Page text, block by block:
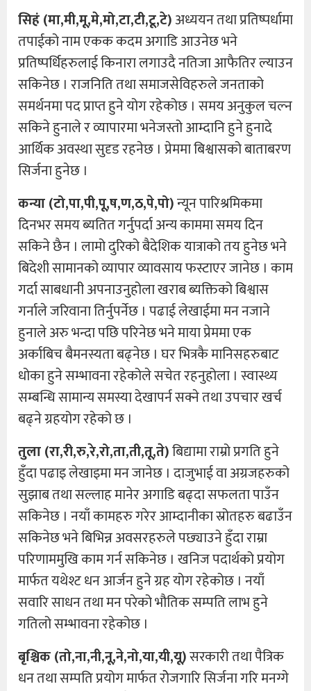
सिहं (मा,मी,मू,मे,मो,टा,टी,टू,टे)अध्ययन तथा प्रतिष्पर्धामा
तपाईको नाम एकक कदम अगाडि आउनेछ भने
प्रतिष्पर्धिहरुलाई किनारा लगाउदै नतिजा आफैतिर ल्याउन
सकिनेछ । राजनिति तथा समाजसेविहरुले जनताको
समर्थनमा पद प्राप्त हुने योग रहेकोछ । समय अनुकुल चल्न
सकिने हुनाले र व्यापारमा भनेजस्तो आम्दानि हुने हुनादे
आर्थिक अवस्था सुदृड रहनेछ । प्रेममा बिश्वासको बाताबरण
सिर्जना हुनेछ ।
कन्या (टो,पा,पी,पू,ष,ण,ठ,पे,पो)न्यून पारिश्रमिकमा
दिनभर समय ब्यतित गर्नुपर्दा अन्य काममा समय दिन
सकिने छैन । लामो दुरिको बैदेशिक यात्राको तय हुनेछ भने
बिदेशी सामानको व्यापार व्यावसाय फस्टाएर जानेछ । काम
गर्दा साबधानी अपनाउनुहोला खराब ब्यक्तिको बिश्वास
गर्नाले जरिवाना तिर्नुपर्नेछ । पढाई लेखाईमा मन नजाने
हुनाले अरु भन्दा पछि परिनेछ भने माया प्रेममा एक
अर्काबिच बैमनस्यता बढ्नेछ । घर भित्रकै मानिसहरुबाट
धोका हुने सम्भावना रहेकोले सचेत रहनुहोला । स्वास्थ्य
सम्बन्धि सामान्य समस्या देखापर्न सक्ने तथा उपचार खर्च
बढ्ने ग्रहयोग रहेको छ ।
तुला (रा,री,रु,रे,रो,ता,ती,तू,ते)बिद्यामा राम्रो प्रगति हुने
हुँदा पढाइ लेखाइमा मन जानेछ । दाजुभाई वा अग्रजहरुको
सुझाब तथा सल्लाह मानेर अगाडि बढ्दा सफलता पाउँन
सकिनेछ । नयाँ कामहरु गरेर आम्दानीका स्रोतहरु बढाउँन
सकिनेछ भने बिभिन्न अवसरहरुले पछ्याउने हुँदा राम्रा
परिणाममुखि काम गर्न सकिनेछ । खनिज पदार्थको प्रयोग
मार्फत यथेश्ट धन आर्जन हुने ग्रह योग रहेकोछ । नयाँ
सवारि साधन तथा मन परेको भौतिक सम्पति लाभ हुने
गतिलो सम्भावना रहेकोछ ।
बृश्चिक (तो,ना,नी,नू,ने,नो,या,यी,यू)सरकारी तथा पैत्रिक
धन तथा सम्पति प्रयोग मार्फत रोेजगारि सिर्जना गरि मनग्गे